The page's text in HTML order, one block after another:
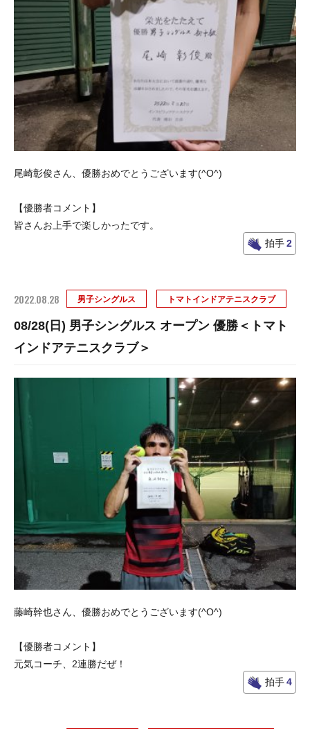
尾崎彰俊さん、優勝おめでとうございます(^O^)
【優勝者コメント】
皆さんお上手で楽しかったです。
拍手2
2022.08.28 男子シングルス トマトインドアテニスクラブ
08/28(日) 男子シングルス オープン 優勝＜トマト
インドアテニスクラブ＞
藤崎幹也さん、優勝おめでとうございます(^O^)
【優勝者コメント】
元気コーチ、2連勝だぜ！
拍手4